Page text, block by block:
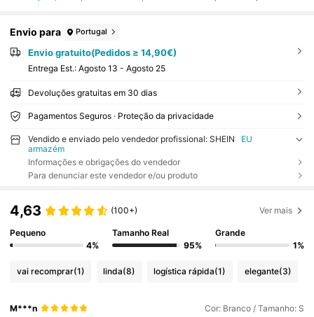
Envio para Portugal
Envio gratuito(Pedidos ≥ 14,90€)
Entrega Est.: Agosto 13 - Agosto 25
Devoluções gratuitas em 30 dias
Pagamentos Seguros · Proteção da privacidade
Vendido e enviado pelo vendedor profissional: SHEIN
EU
armazém
Informações e obrigações do vendedor
Para denunciar este vendedor e/ou produto
4,63 (100+) Ver mais
Pequeno
4%
Tamanho Real
95%
Grande
1%
vai recomprar(1) linda(8) logística rápida(1) elegante(3)
M***n Cor: Branco / Tamanho: S